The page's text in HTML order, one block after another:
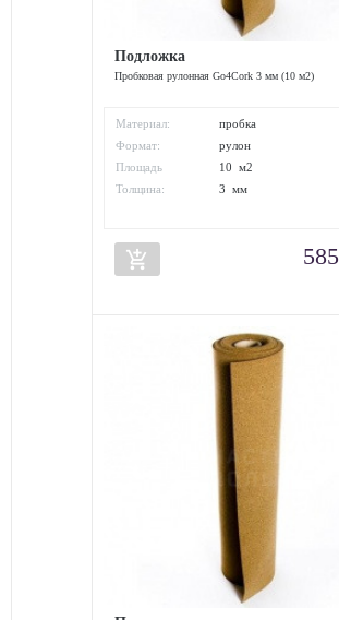
Подложка
Пробковая рулонная Go4Cork 3 мм (10 м2)
Материал:
пробка
Формат:
рулон
Площадь
упаковки:
10 м2
Толщина:
3 мм
add_shopping_cart 585